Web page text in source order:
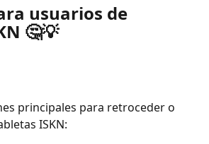
usuarios de
🤔💡
principales para retroceder o
ISKN: